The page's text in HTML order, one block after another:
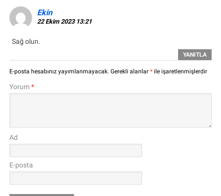
Ekin
22 Ekim 2023 13:21
Sağ olun.
YANITLA
E-posta hesabınız yayımlanmayacak. Gerekli alanlar *ile işaretlenmişlerdir
Yorum*
Ad
E-posta